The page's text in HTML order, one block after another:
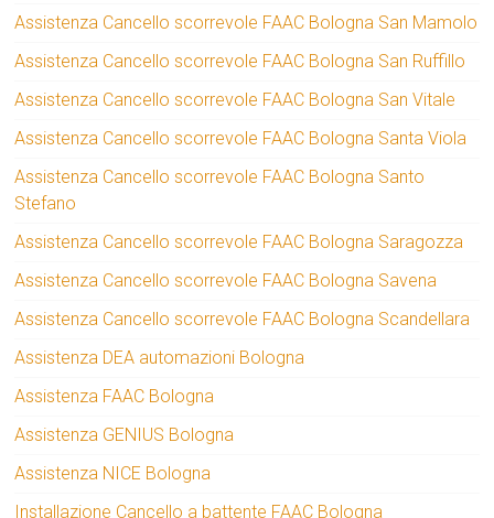
Assistenza Cancello scorrevole FAAC Bologna San Mamolo
Assistenza Cancello scorrevole FAAC Bologna San Ruffillo
Assistenza Cancello scorrevole FAAC Bologna San Vitale
Assistenza Cancello scorrevole FAAC Bologna Santa Viola
Assistenza Cancello scorrevole FAAC Bologna Santo
Stefano
Assistenza Cancello scorrevole FAAC Bologna Saragozza
Assistenza Cancello scorrevole FAAC Bologna Savena
Assistenza Cancello scorrevole FAAC Bologna Scandellara
Assistenza DEA automazioni Bologna
Assistenza FAAC Bologna
Assistenza GENIUS Bologna
Assistenza NICE Bologna
Installazione Cancello a battente FAAC Bologna